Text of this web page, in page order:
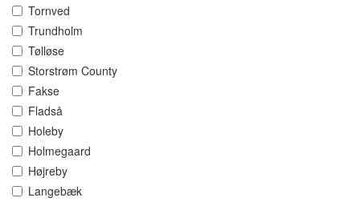
Tornved
Trundholm
Tølløse
Storstrøm County
Fakse
Fladså
Holeby
Holmegaard
Højreby
Langebæk